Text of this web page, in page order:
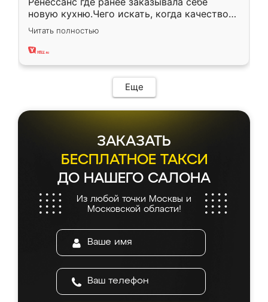
новую кухню.Чего искать, когда качеством
вполне довольна. Служит кухня уже почти
два года, нареканий нет.
Читать полностью
Еще
ЗАКАЗАТЬ
БЕСПЛАТНОЕ ТАКСИ
ДО НАШЕГО САЛОНА
Из любой точки Москвы и
Московской области!